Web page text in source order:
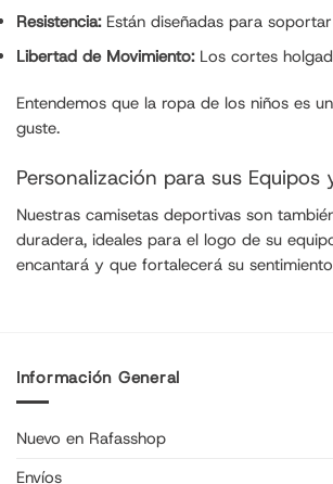
Resistencia:Están diseñadas para
Libertad de Movimiento:Los cortes
Entendemos que la ropa de los niños es
guste.
Personalización para sus
Nuestras camisetas deportivas son
duradera, ideales para el logo de su
encantará y que fortalecerá su
Información General
Nuevo en Rafasshop
Envíos